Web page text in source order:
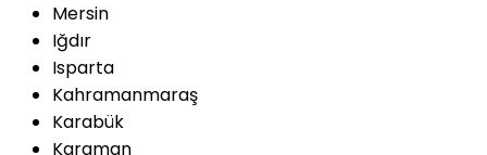
Mersin
Iğdır
Isparta
Kahramanmaraş
Karabük
Karaman